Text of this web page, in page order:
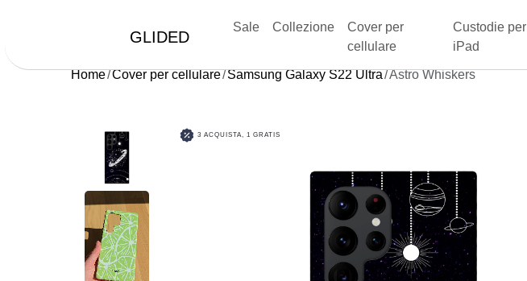
GLIDED
Sale Collezione
Cover per
cellulare
Custodie per
iPad
Home Cover per cellulare Samsung Galaxy S22 Ultra Astro Whiskers
3 ACQUISTA, 1 GRATIS